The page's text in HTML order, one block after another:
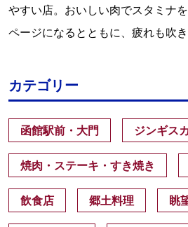
やすい店。おいしい肉でスタミナ
ページになるとともに、疲れも吹き
カテゴリー
函館駅前・大門 ジンギス
焼肉・ステーキ・すき焼き
飲食店 郷土料理 眺